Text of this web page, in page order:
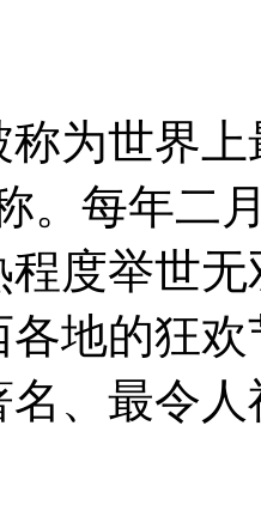
称为世界
。每年二
度举世
地的狂
、最令